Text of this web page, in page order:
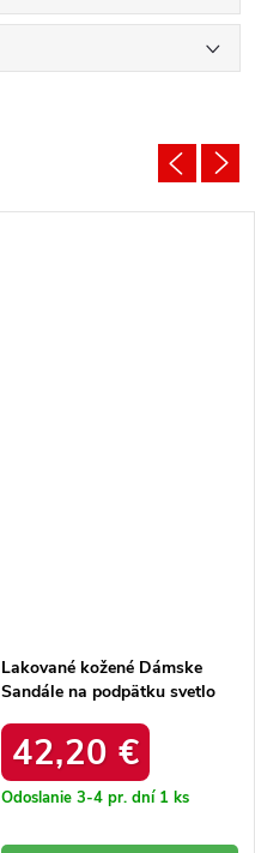
Lakované kožené Dámske
Sandále na podpätku svetlo
BEŻOWY SKÓRA
42,20 €
Odoslanie 3-4 pr. dní 1 ks